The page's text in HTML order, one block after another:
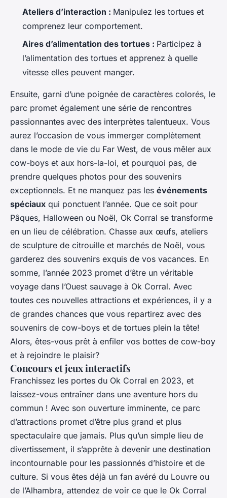
Ateliers d’interaction : Manipulez les tortues et
comprenez leur comportement.
Aires d’alimentation des tortues : Participez à
l’alimentation des tortues et apprenez à quelle
vitesse elles peuvent manger.
Ensuite, garni d’une poignée de caractères colorés, le
parc promet également une série de rencontres
passionnantes avec des interprètes talentueux. Vous
aurez l’occasion de vous immerger complètement
dans le mode de vie du Far West, de vous mêler aux
cow-boys et aux hors-la-loi, et pourquoi pas, de
prendre quelques photos pour des souvenirs
exceptionnels. Et ne manquez pas les événements
spéciaux qui ponctuent l’année. Que ce soit pour
Pâques, Halloween ou Noël, Ok Corral se transforme
en un lieu de célébration. Chasse aux œufs, ateliers
de sculpture de citrouille et marchés de Noël, vous
garderez des souvenirs exquis de vos vacances. En
somme, l’année 2023 promet d’être un véritable
voyage dans l’Ouest sauvage à Ok Corral. Avec
toutes ces nouvelles attractions et expériences, il y a
de grandes chances que vous repartirez avec des
souvenirs de cow-boys et de tortues plein la tête!
Alors, êtes-vous prêt à enfiler vos bottes de cow-boy
et à rejoindre le plaisir?
Concours et jeux interactifs
Franchissez les portes du Ok Corral en 2023, et
laissez-vous entraîner dans une aventure hors du
commun ! Avec son ouverture imminente, ce parc
d’attractions promet d’être plus grand et plus
spectaculaire que jamais. Plus qu’un simple lieu de
divertissement, il s’apprête à devenir une destination
incontournable pour les passionnés d’histoire et de
culture. Si vous êtes déjà un fan avéré du Louvre ou
de l’Alhambra, attendez de voir ce que le Ok Corral